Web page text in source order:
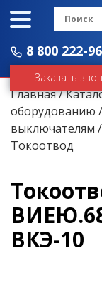
8 800 222-
Заказать
Главная/
оборудованию /
выключателям /
Токоотвод
ВКЭ-10